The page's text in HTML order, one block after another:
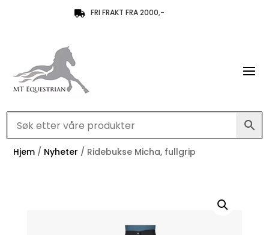
 FRI FRAKT FRA 2000,-
Hjem / Nyheter / Ridebukse Micha, fullgrip